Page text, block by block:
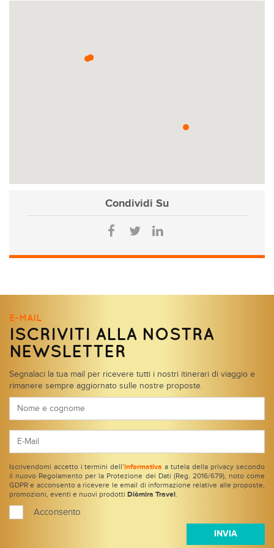
Condividi Su
E-MAIL
ISCRIVITI ALLA NOSTRA
NEWSLETTER
Segnalaci la tua mail per ricevere tutti i nostri itinerari di viaggio e
rimanere sempre aggiornato sulle nostre proposte.
Iscrivendomi accetto i termini dell’ informativa a tutela della privacy secondo
il nuovo Regolamento per la Protezione dei Dati (Reg. 2016/679), noto come
GDPR e acconsento a ricevere le email di informazione relative alle proposte,
promozioni, eventi e nuovi prodotti Diòmira Travel .
Acconsento